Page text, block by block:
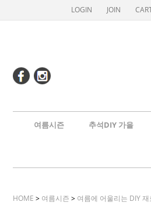
LOGIN JOIN
여름시즌 추석DIY 가을
HOME > 여름시즌 > 여름에 어울리는 DIY 재